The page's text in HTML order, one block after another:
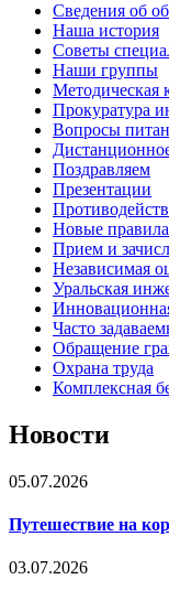
Сведения об
Наша история
Советы
Наши группы
Методическая
Прокуратура
Вопросы
Поздравляем
Презентации
Новые правила
Прием и
Независимая
Уральская
Часто
Обращение
Охрана труда
Комплексная
Новости
05.07.2026
Путешествие на
03.07.2026